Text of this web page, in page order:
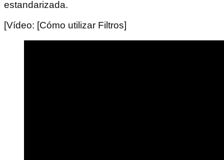
estandarizada.
[Vídeo: [Cómo utilizar Filtros]